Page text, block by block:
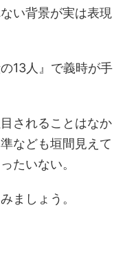
い背景が実は表現
13人』で義時が手
されることはなか
なども垣間見えて
たいない。
ましょう。